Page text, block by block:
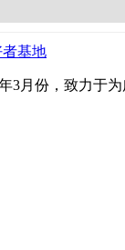
3月份，致力于